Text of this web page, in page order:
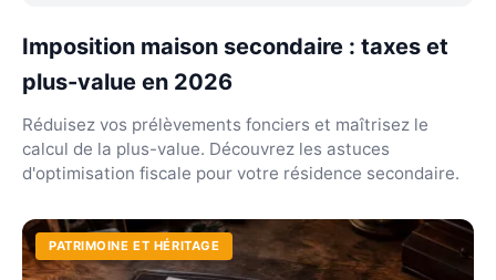
Imposition maison secondaire : taxes et
plus-value en 2026
Réduisez vos prélèvements fonciers et maîtrisez le
calcul de la plus-value. Découvrez les astuces
d'optimisation fiscale pour votre résidence secondaire.
PATRIMOINE ET HÉRITAGE